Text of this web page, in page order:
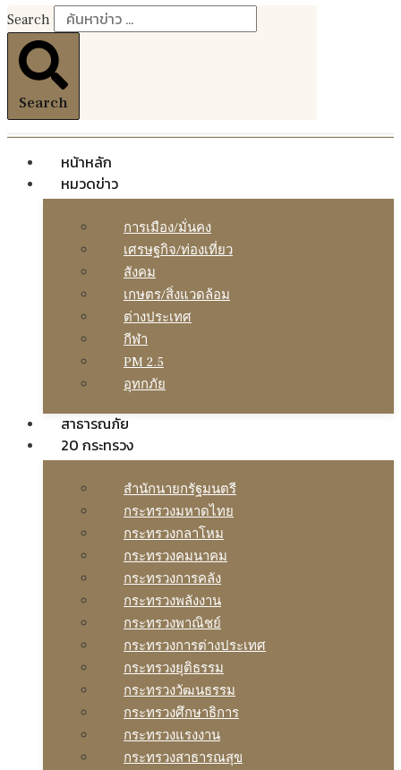
Search
Search
หน้าหลัก
หมวดข่าว
การเมือง/มั่นคง
เศรษฐกิจ/ท่องเที่ยว
สังคม
เกษตร/สิ่งแวดล้อม
ต่างประเทศ
กีฬา
PM 2.5
อุทกภัย
สาธารณภัย
20 กระทรวง
สํานักนายกรัฐมนตรี
กระทรวงมหาดไทย
กระทรวงกลาโหม
กระทรวงคมนาคม
กระทรวงการคลัง
กระทรวงพลังงาน
กระทรวงพาณิชย์
กระทรวงการต่างประเทศ
กระทรวงยุติธรรม
กระทรวงวัฒนธรรม
กระทรวงศึกษาธิการ
กระทรวงแรงงาน
กระทรวงสาธารณสุข